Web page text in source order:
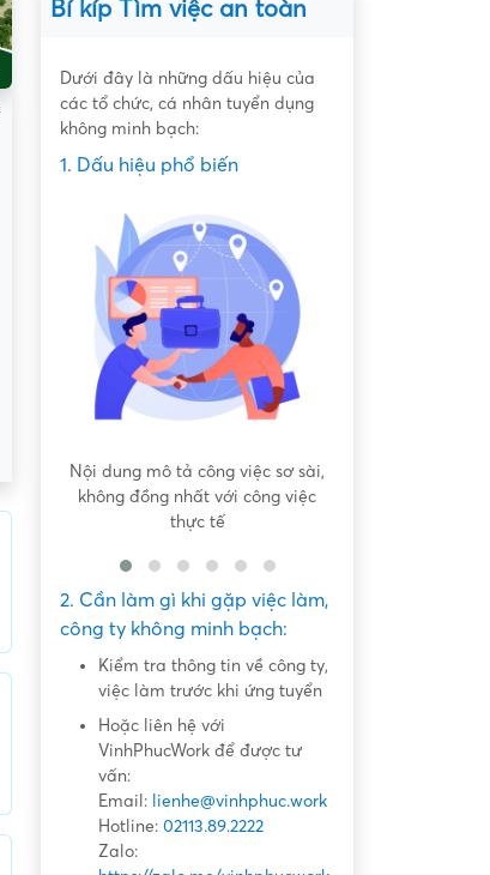
Bí kíp Tìm việc an toàn
Dưới đây là những dấu hiệu của
các tổ chức, cá nhân tuyển dụng
không minh bạch:
1. Dấu hiệu phổ biến
Nội dung mô tả công việc sơ sài,
không đồng nhất với công việc
thực tế
2. Cần làm gì khi gặp việc làm,
công ty không minh bạch:
Kiểm tra thông tin về công ty,
việc làm trước khi ứng tuyển
Hoặc liên hệ với
VinhPhucWork để được tư
vấn:
Email: lienhe@vinhphuc.work
Hotline: 02113.89.2222
Zalo: